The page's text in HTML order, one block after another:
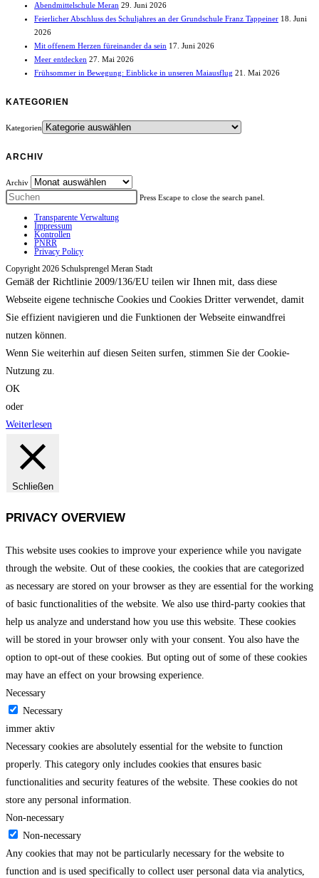
Abendmittelschule Meran 29. Juni 2026
Feierlicher Abschluss des Schuljahres an der Grundschule Franz Tappeiner 18. Juni
2026
Mit offenem Herzen füreinander da sein 17. Juni 2026
Meer entdecken 27. Mai 2026
Frühsommer in Bewegung: Einblicke in unseren Maiausflug 21. Mai 2026
KATEGORIEN
Kategorien
ARCHIV
Archiv
Press Escape to close the search panel.
Transparente Verwaltung
Impressum
Kontrollen
PNRR
Privacy Policy
Copyright 2026 Schulsprengel Meran Stadt
Gemäß der Richtlinie 2009/136/EU teilen wir Ihnen mit, dass diese
Webseite eigene technische Cookies und Cookies Dritter verwendet, damit
Sie effizient navigieren und die Funktionen der Webseite einwandfrei
nutzen können.
Wenn Sie weiterhin auf diesen Seiten surfen, stimmen Sie der Cookie-
Nutzung zu.
OK
oder
Weiterlesen
Schließen
PRIVACY OVERVIEW
This website uses cookies to improve your experience while you navigate
through the website. Out of these cookies, the cookies that are categorized
as necessary are stored on your browser as they are essential for the working
of basic functionalities of the website. We also use third-party cookies that
help us analyze and understand how you use this website. These cookies
will be stored in your browser only with your consent. You also have the
option to opt-out of these cookies. But opting out of some of these cookies
may have an effect on your browsing experience.
Necessary
Necessary
immer aktiv
Necessary cookies are absolutely essential for the website to function
properly. This category only includes cookies that ensures basic
functionalities and security features of the website. These cookies do not
store any personal information.
Non-necessary
Non-necessary
Any cookies that may not be particularly necessary for the website to
function and is used specifically to collect user personal data via analytics,